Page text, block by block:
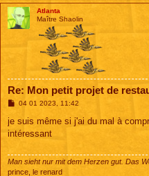
Atlanta
Maître Shaolin
Re: Mon petit projet de
M
s
a
04 01 2023, 11:42
je suis même si j'ai du mal à
intéressant
Man sieht nur mit dem Herzen gut. Das
prince, le renard